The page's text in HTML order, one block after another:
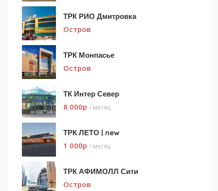
ТРК РИО Дмитровка
Остров
ТРК Монпасье
Остров
ТК Интер Север
8 000p / месяц
ТРК ЛЕТО | new
1 000p / месяц
ТРК АФИМОЛЛ Сити
Остров